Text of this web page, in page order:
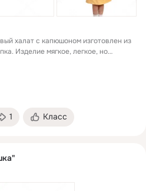
халат с капюшоном изготовлен из
Изделие мягкое, легкое, но
ткань отлично впитывает
Предусмотрен широкий пояс и
бассейна. Наличие по размерам и
1 Класс